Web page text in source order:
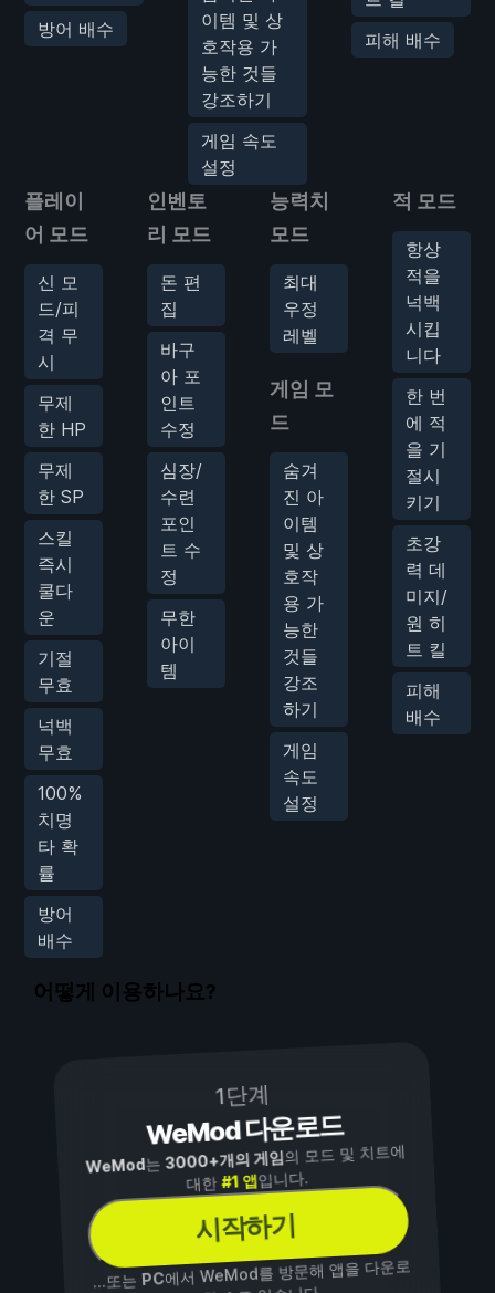
방어 배수
이템 및 상
호작용 가
능한 것들
강조하기
게임 속도
설정
피해 배수
플레이
어 모드
신 모
드/피
격 무
시
무제
한 HP
무제
한 SP
스킬
즉시
쿨다
운
기절
무효
넉백
무효
100%
치명
타 확
률
방어
배수
인벤토
리 모드
돈 편
집
바구
아 포
인트
수정
심장/
수련
포인
트 수
정
무한
아이
템
능력치
모드
최대
우정
레벨
게임 모
드
숨겨
진 아
이템
및 상
호작
용 가
능한
것들
강조
하기
게임
속도
설정
적 모드
항상
적을
넉백
시킵
니다
한 번
에 적
을 기
절시
키기
초강
력 데
미지/
원 히
트 킬
피해
배수
어떻게 이용하나요?
1단계
WeMod 다운로드
WeMod는3000+개의 게임의 모드 및 치트에
대한#1 앱입니다.
시작하기
...또는PC에서 WeMod를 방문해 앱을 다운로